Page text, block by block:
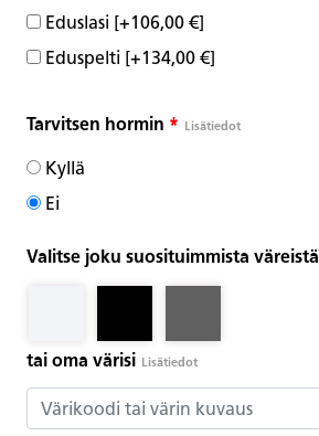
Eduslasi [+106,00 €]
Eduspelti [+134,00 €]
Tarvitsen hormin * Lisätiedot
Kyllä
Ei
Valitse joku suosituimmista väreistä
tai oma värisi Lisätiedot